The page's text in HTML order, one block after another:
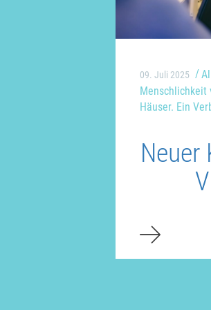
09. Juli 2025
Menschlichkeit
Häuser. Ein
Neuer